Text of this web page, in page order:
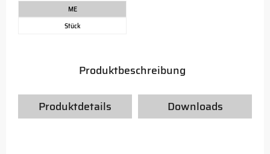
ME
Stück
Produktbeschreibung
Produktdetails Downloads